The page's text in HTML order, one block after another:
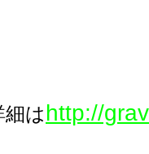
はhttp://